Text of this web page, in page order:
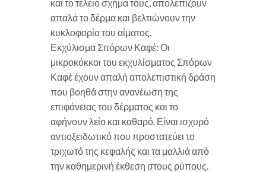
και το τέλειο σχήμα τους, απολεπίζουν
απαλά το δέρμα και βελτιώνουν την
κυκλοφορία του αίματος.
Εκχύλισμα Σπόρων Καφέ: Οι
μικροκόκκοι του εκχυλίσματος Σπόρων
Καφέ έχουν απαλή απολεπιστική δράση
που βοηθά στην ανανέωση της
επιφάνειας του δέρματος και το
αφήνουν λείο και καθαρό. Είναι ισχυρό
αντιοξειδωτικό που προστατεύει το
τριχωτό της κεφαλής και τα μαλλιά από
την καθημερινή έκθεση στους ρύπους.